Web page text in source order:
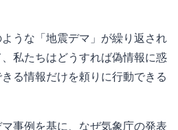
うな「地震デマ」が繰り返され
私たちはどうすれば偽情報に惑
る情報だけを頼りに行動できる
事例を基に、なぜ気象庁の発表